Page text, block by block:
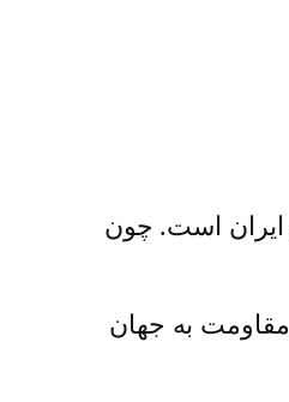
ایران است. چون
به جهان